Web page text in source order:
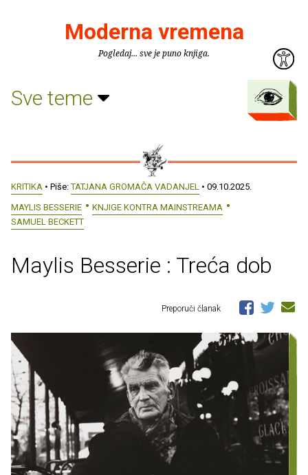
Moderna vremena
Pogledaj... sve je puno knjiga.
Sve teme
KRITIKA • Piše:TATJANA GROMAČA VADANJEL • 09.10.2025.
MAYLIS BESSERIE
KNJIGE KONTRA MAINSTREAMA
SAMUEL BECKETT
Maylis Besserie : Treća dob
Preporuči članak